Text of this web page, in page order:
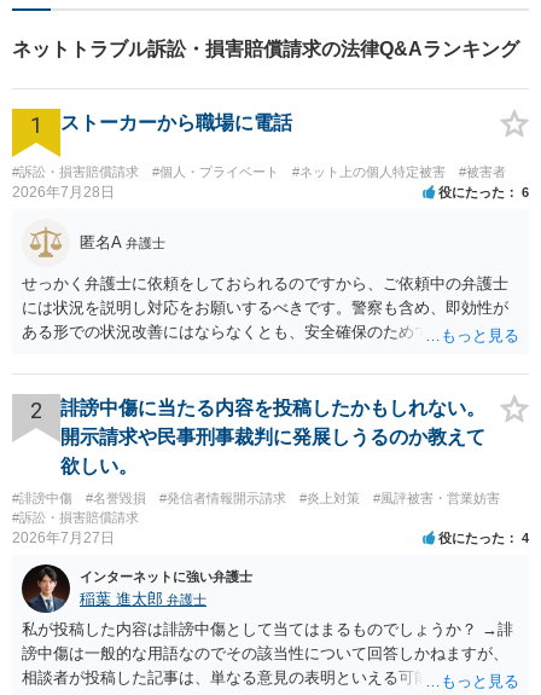
ネットトラブル訴訟・損害賠償請求の法律Q&Aランキング
1 ストーカーから職場に電話
#訴訟・損害賠償請求 #個人・プライベート #ネット上の個人特定被害 #被害者
2026年7月28日 役にたった 6
匿名A 弁護士
せっかく弁護士に依頼をしておられるのですから、ご依頼中の弁護士
には状況を説明し対応をお願いするべきです。警察も含め、即効性が
ある形での状況改善にはならなくとも、安全確保のためできることは
2
誹謗中傷に当たる内容を投稿したかもしれない。
開示請求や民事刑事裁判に発展しうるのか教えて
欲しい。
#誹謗中傷 #名誉毀損 #発信者情報開示請求 #炎上対策
#風評被害・営業妨害
#訴訟・損害賠償請求
2026年7月27日 役にたった 4
インターネットに強い弁護士
稲葉 進太郎 弁護士
私が投稿した内容は誹謗中傷として当てはまるものでしょうか？ →誹
謗中傷は一般的な用語なのでその該当性について回答しかねますが、
相談者が投稿した記事は、単なる意見の表明といえる可能性が高く、